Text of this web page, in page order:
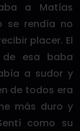
a Matías
se rendía no
placer. El
esa baba
a sudor y
de todos era
más duro y
como su